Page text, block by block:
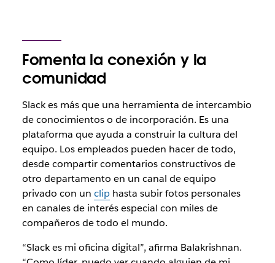
Fomenta la conexión y la
comunidad
Slack es más que una herramienta de intercambio
de conocimientos o de incorporación. Es una
plataforma que ayuda a construir la cultura del
equipo. Los empleados pueden hacer de todo,
desde compartir comentarios constructivos de
otro departamento en un canal de equipo
privado con un cliphasta subir fotos personales
en canales de interés especial con miles de
compañeros de todo el mundo.
“Slack es mi oficina digital”, afirma Balakrishnan.